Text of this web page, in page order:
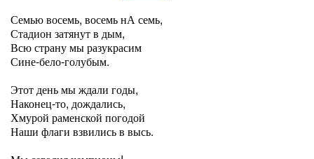
Семью восемь, восемь нА семь,
Стадион затянут в дым,
Всю страну мы разукрасим
Сине-бело-голубым.
Этот день мы ждали годы,
Наконец-то, дождались,
Хмурой раменской погодой
Наши флаги взвились в высь.